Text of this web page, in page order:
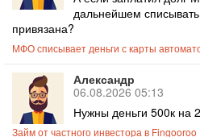
дальнейшем
привязана?
МФО списывает деньги с карты
Александр
06.08.2026 05:13
Нужны деньги 500к на
Займ от частного инвестора в Fingooroo